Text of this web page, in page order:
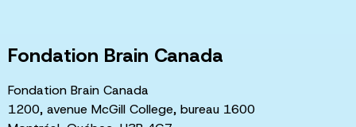
Fondation Brain Canada
Fondation Brain Canada
1200, avenue McGill College, bureau 1600